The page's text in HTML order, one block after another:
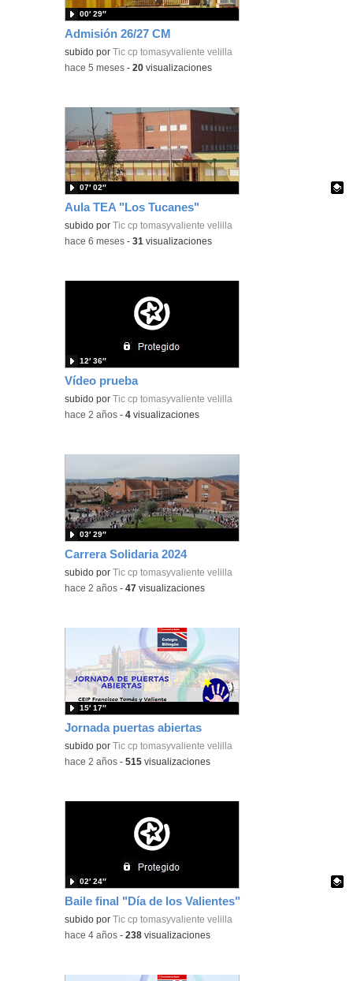
Admisión 26/27 CM
subido por Tic cp tomasyvaliente velilla
00′ 29″
-hace 5 meses -20 visualizaciones
Aula TEA "Los Tucanes"
Contenido educativo.
subido por Tic cp tomasyvaliente velilla
07′ 02″
-hace 6 meses -31 visualizaciones
Vídeo prueba
subido por Tic cp tomasyvaliente velilla
12′ 36″
-hace 2 años -4 visualizaciones
Carrera Solidaria 2024
subido por Tic cp tomasyvaliente velilla
03′ 29″
-hace 2 años -47 visualizaciones
Jornada puertas abiertas
subido por Tic cp tomasyvaliente velilla
15′ 17″
-hace 2 años -515 visualizaciones
Baile final "Día de los Valientes"
Contenido educativo.
subido por Tic cp tomasyvaliente velilla
02′ 24″
-hace 4 años -238 visualizaciones